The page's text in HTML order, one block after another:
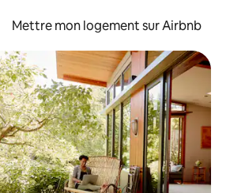
Mettre mon logement sur Airbnb